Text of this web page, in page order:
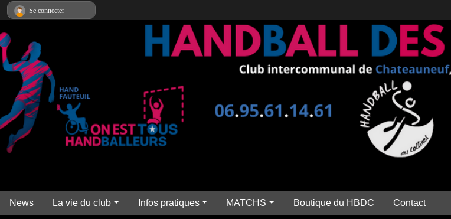
News La vie du club Infos pratiques MATCHS Boutique du HBDC Contact
Se connecter
Panneau de gestion des cookies